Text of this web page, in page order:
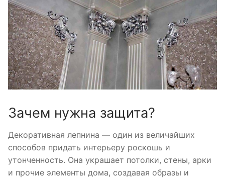
Зачем нужна защита?
Декоративная лепнина — один из величайших
способов придать интерьеру роскошь и
утонченность. Она украшает потолки, стены, арки
и прочие элементы дома, создавая образы и